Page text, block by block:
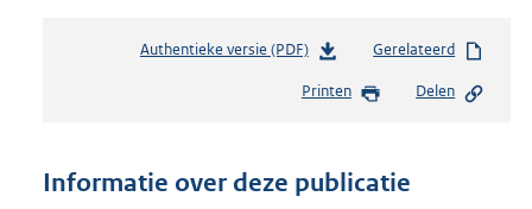
Authentieke versie (PDF)b
s
n
Gerelateerd
Printen Delen
Informatie over deze publicatie